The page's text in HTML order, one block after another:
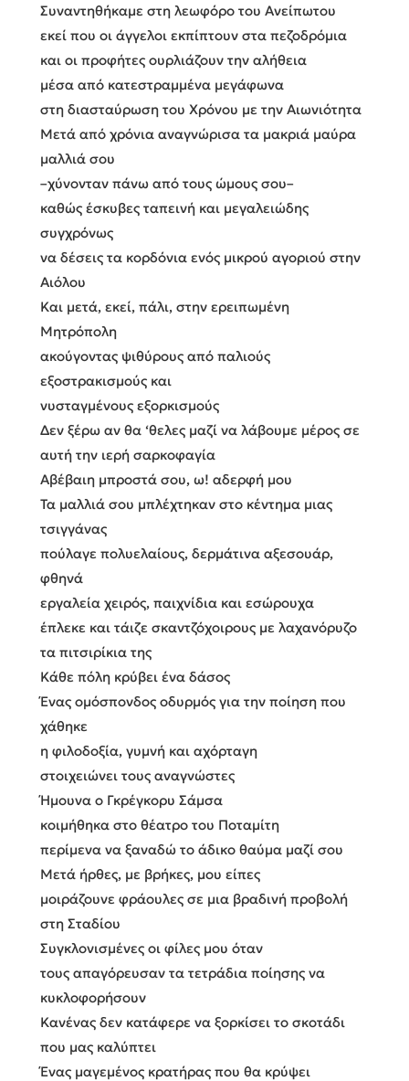
Συναντηθήκαμε στη λεωφόρο του Ανείπωτου
εκεί που οι άγγελοι εκπίπτουν στα πεζοδρόμια
και οι προφήτες ουρλιάζουν την αλήθεια
μέσα από κατεστραμμένα μεγάφωνα
στη διασταύρωση του Χρόνου με την Αιωνιότητα
Μετά από χρόνια αναγνώρισα τα μακριά μαύρα
μαλλιά σου
–χύνονταν πάνω από τους ώμους σου–
καθώς έσκυβες ταπεινή και μεγαλειώδης
συγχρόνως
να δέσεις τα κορδόνια ενός μικρού αγοριού στην
Αιόλου
Και μετά, εκεί, πάλι, στην ερειπωμένη
Μητρόπολη
ακούγοντας ψιθύρους από παλιούς
εξοστρακισμούς και
νυσταγμένους εξορκισμούς
Δεν ξέρω αν θα ‘θελες μαζί να λάβουμε μέρος σε
αυτή την ιερή σαρκοφαγία
Αβέβαιη μπροστά σου, ω! αδερφή μου
Τα μαλλιά σου μπλέχτηκαν στο κέντημα μιας
τσιγγάνας
πούλαγε πολυελαίους, δερμάτινα αξεσουάρ,
φθηνά
εργαλεία χειρός, παιχνίδια και εσώρουχα
έπλεκε και τάιζε σκαντζόχοιρους με λαχανόρυζο
τα πιτσιρίκια της
Κάθε πόλη κρύβει ένα δάσος
Ένας ομόσπονδος οδυρμός για την ποίηση που
χάθηκε
η φιλοδοξία, γυμνή και αχόρταγη
στοιχειώνει τους αναγνώστες
Ήμουνα ο Γκρέγκορυ Σάμσα
κοιμήθηκα στο θέατρο του Ποταμίτη
περίμενα να ξαναδώ το άδικο θαύμα μαζί σου
Μετά ήρθες, με βρήκες, μου είπες
μοιράζουνε φράουλες σε μια βραδινή προβολή
στη Σταδίου
Συγκλονισμένες οι φίλες μου όταν
τους απαγόρευσαν τα τετράδια ποίησης να
κυκλοφορήσουν
Κανένας δεν κατάφερε να ξορκίσει το σκοτάδι
που μας καλύπτει
Ένας μαγεμένος κρατήρας που θα κρύψει